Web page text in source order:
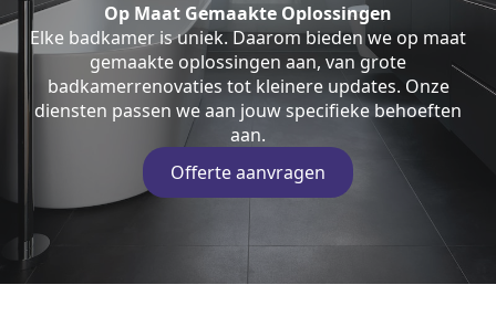
Op Maat Gemaakte Oplossingen
Elke badkamer is uniek. Daarom bieden we op maat
gemaakte oplossingen aan, van grote
badkamerrenovaties tot kleinere updates. Onze
diensten passen we aan jouw specifieke behoeften
aan.
Offerte aanvragen